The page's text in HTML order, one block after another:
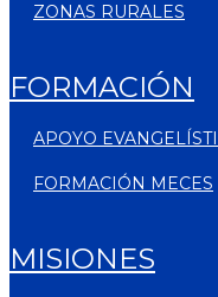
ZONAS RURALES
FORMACIÓN
APOYO
FORMACIÓN MECES
MISIONES